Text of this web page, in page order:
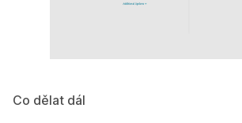
Co dělat dál